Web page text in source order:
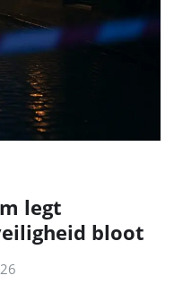
legt
bloot